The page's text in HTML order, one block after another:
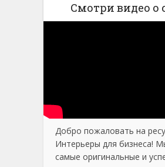
Смотри видео о
Добро пожаловать на
Интерьеры для бизнеса!
самые оригинальные и